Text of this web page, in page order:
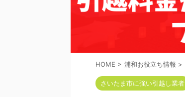
HOME > 浦和お役立ち情報 >
さいたま市に強い引越し業者